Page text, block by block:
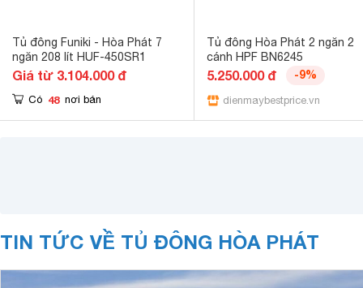
Tủ đông Funiki - Hòa Phát 7
ngăn 208 lít HUF-450SR1
Giá từ 3.104.000 đ
Có 48 nơi bán
Tủ đông Hòa Phát 2 ngăn 2
cánh HPF BN6245
5.250.000 đ -9%
dienmaybestprice.vn
TIN TỨC VỀ TỦ ĐÔNG HÒA PHÁT